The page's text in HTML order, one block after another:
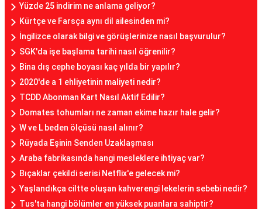
Yüzde 25 indirim ne anlama geliyor?
Kürtçe ve Farsça aynı dil ailesinden mi?
İngilizce olarak bilgi ve görüşlerinize nasıl başvurulur?
SGK'da işe başlama tarihi nasıl öğrenilir?
Bina dış cephe boyası kaç yılda bir yapılır?
2020'de a 1 ehliyetinin maliyeti nedir?
TCDD Abonman Kart Nasıl Aktif Edilir?
Domates tohumları ne zaman ekime hazır hale gelir?
W ve L beden ölçüsü nasıl alınır?
Rüyada Eşinin Senden Uzaklaşması
Araba fabrikasında hangi mesleklere ihtiyaç var?
Bıçaklar çekildi serisi Netflix'e gelecek mi?
Yaşlandıkça ciltte oluşan kahverengi lekelerin sebebi nedir?
Tus'ta hangi bölümler en yüksek puanlara sahiptir?